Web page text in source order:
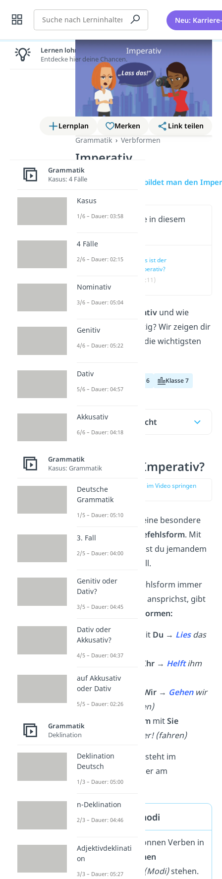
Suche Neu:
Lernplan Merken
Link teilen
Grammatik
Verbformen
Imperativ
Übersicht Wie bildet man den
Wichtige Inhalte in diesem
Was ist der
Imperativ?
(00:11)
Imperativund wie
bildest du ihn richtig? Wir zeigen dir
hier und imVideo
die wichtigsten
Klasse 6 Klasse 7
Inhaltsübersicht
Was ist der Imperativ?
zur Stelle im Video springen
Der Imperativ
ist eine besondere
Verbform — die
Befehlsform. Mit
dem Imperativ sagst du jemandem
also, was er tun soll.
Weil du in der Befehlsform immer
ansprichst, gibt
es ihn nur in
vier Formen:
📖Singularform mit Du → Lies das
Ihr → Helft ihm
dabei! (helfen)
🏡Pluralform Wir → Gehen wir
nach Hause! (gehen)
🚗
HöflichkeitsformmitSie
→
Sie weiter! (fahren)
Wichtig:Das
steht im
Imperativsatz immer am
Satzanfang!
Die drei Verbmodi
Im Deutschen können Verben in
drei verschiedenen
Aussageweisen
(Modi)stehen.
Lernen lohnt sich!
Entdecke hier deine Chancen.
Grammatik
Kasus: 4 Fälle
Kasus
1/6 – Dauer: 03:58
4 Fälle
2/6 – Dauer: 02:15
Nominativ
3/6 – Dauer: 05:04
Genitiv
4/6 – Dauer: 05:22
Dativ
5/6 – Dauer: 04:57
Akkusativ
6/6 – Dauer: 04:18
Grammatik
Kasus: Grammatik
Deutsche
Grammatik
1/5 – Dauer: 05:10
3. Fall
2/5 – Dauer: 04:00
Genitiv oder
Dativ?
3/5 – Dauer: 04:45
Dativ oder
Akkusativ?
4/5 – Dauer: 04:37
auf Akkusativ
oder Dativ
5/5 – Dauer: 02:26
Grammatik
Deklination
Deklination
Deutsch
1/3 – Dauer: 05:00
n-Deklination
2/3 – Dauer: 04:46
Adjektivdeklinati
on
3/3 – Dauer: 05:27